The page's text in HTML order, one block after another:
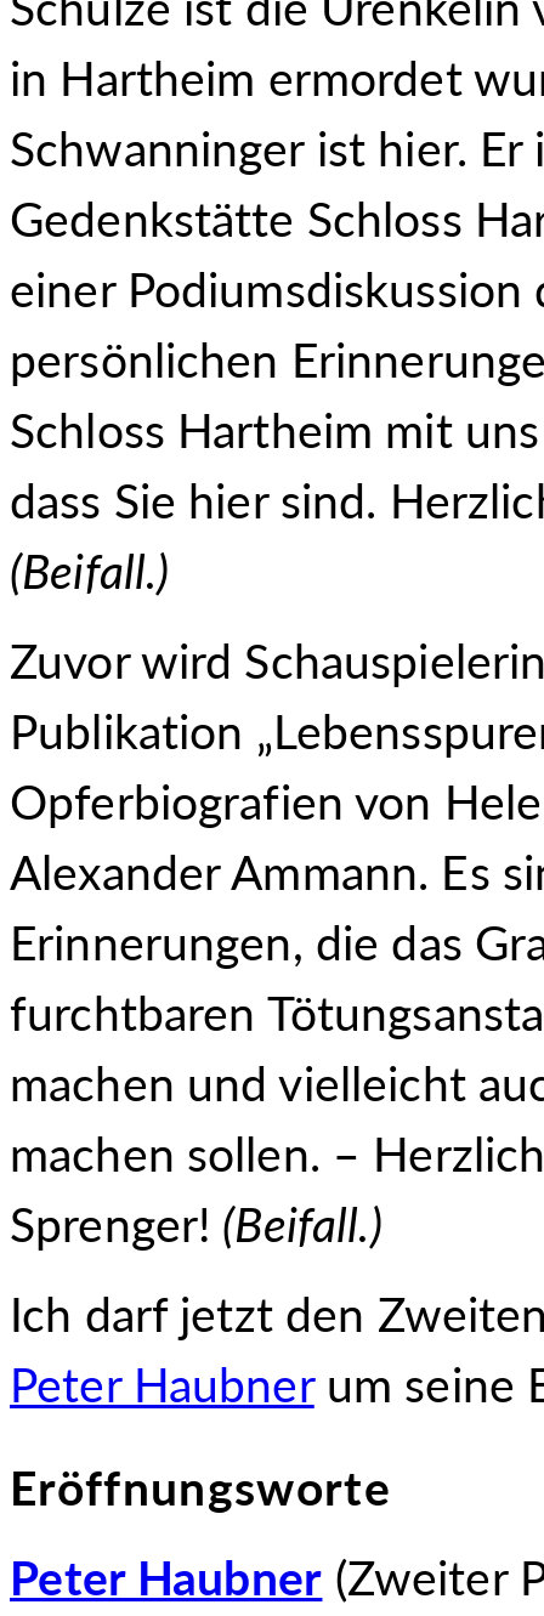
in Hartheim ermordet
Schwanninger ist hier.
Gedenkstätte Schloss
einer
persönlichen
Schloss Hartheim mit
dass Sie hier sind.
(Beifall.)
Zuvor wird
Publikation
Opferbiografien von
Alexander Ammann. Es
Erinnerungen, die das
furchtbaren
machen und vielleicht
machen sollen. –
Sprenger! (Beifall.)
Ich darf jetzt den
Peter Haubnerum seine
Eröffnungsworte
Peter Haubner (Zweiter